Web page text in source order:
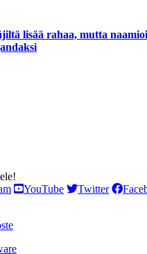
lisää rahaa, mutta
YouTube Twitter